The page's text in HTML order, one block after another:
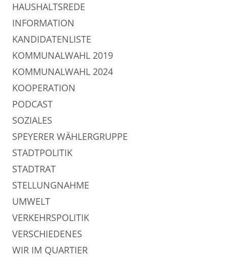
HAUSHALTSREDE
INFORMATION
KANDIDATENLISTE
KOMMUNALWAHL 2019
KOMMUNALWAHL 2024
KOOPERATION
PODCAST
SOZIALES
SPEYERER WÄHLERGRUPPE
STADTPOLITIK
STADTRAT
STELLUNGNAHME
UMWELT
VERKEHRSPOLITIK
VERSCHIEDENES
WIR IM QUARTIER